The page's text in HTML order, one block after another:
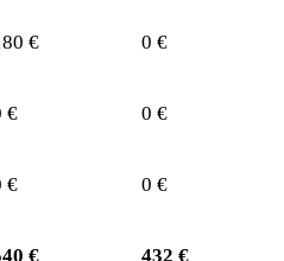
€ 0 €
€ 0 €
€ 0 €
€ 432 €